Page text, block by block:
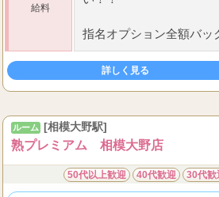
い！！
指名オプション全額バッ
120
現！！
ルーム[相模大野駅]
熟プレミアム 相模大野店